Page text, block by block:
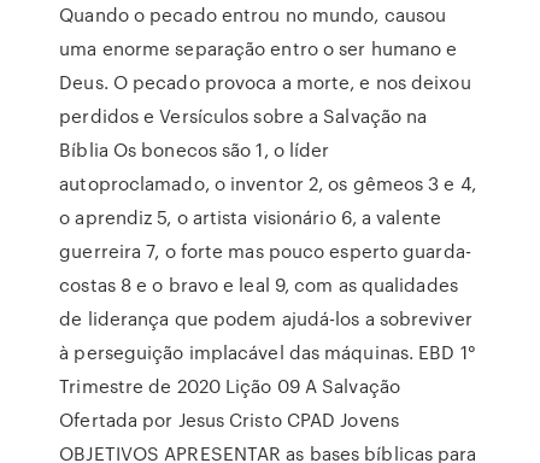
Quando o pecado entrou no mundo, causou
uma enorme separação entro o ser humano e
Deus. O pecado provoca a morte, e nos deixou
perdidos e Versículos sobre a Salvação na
Bíblia Os bonecos são 1, o líder
autoproclamado, o inventor 2, os gêmeos 3 e 4,
o aprendiz 5, o artista visionário 6, a valente
guerreira 7, o forte mas pouco esperto guarda-
costas 8 e o bravo e leal 9, com as qualidades
de liderança que podem ajudá-los a sobreviver
à perseguição implacável das máquinas. EBD 1°
Trimestre de 2020 Lição 09 A Salvação
Ofertada por Jesus Cristo CPAD Jovens
OBJETIVOS APRESENTAR as bases bíblicas para